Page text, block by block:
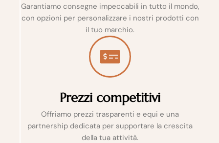
Garantiamo consegne impeccabili in tutto il mondo,
con opzioni per personalizzare i nostri prodotti con
il tuo marchio.
Prezzi competitivi
Offriamo prezzi trasparenti e equi e una
partnership dedicata per supportare la crescita
della tua attività.